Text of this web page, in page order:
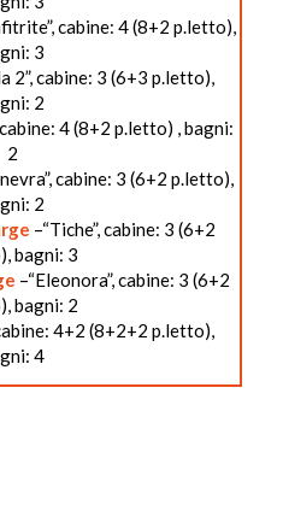
cabine: 4 (8+2 p.letto),
3
2”, cabine: 3 (6+3 p.letto),
2
cabine: 4 (8+2 p.letto) , bagni:
2
cabine: 3 (6+2 p.letto),
2
–“Tiche”, cabine: 3 (6+2
bagni: 3
–“Eleonora”, cabine: 3 (6+2
bagni: 2
4+2 (8+2+2 p.letto),
4